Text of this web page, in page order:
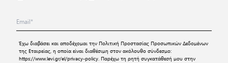
Έχω διαβάσει και αποδέχομαι την Πολιτική Προστασίας Προσωπικών Δεδομένων
της Εταιρείας, η οποία είναι διαθέσιμη στον ακόλουθο σύνδεσμο:
https://www.levi.gr/el/privacy-policy. Παρέχω τη ρητή συγκατάθεσή μου στην